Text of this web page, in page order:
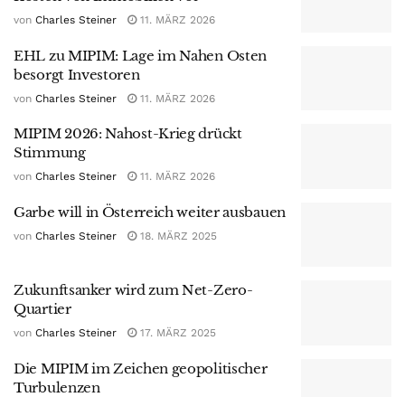
von Charles Steiner 11. MÄRZ 2026
EHL zu MIPIM: Lage im Nahen Osten
besorgt Investoren
von Charles Steiner 11. MÄRZ 2026
MIPIM 2026: Nahost-Krieg drückt
Stimmung
von Charles Steiner 11. MÄRZ 2026
Garbe will in Österreich weiter ausbauen
von Charles Steiner 18. MÄRZ 2025
Zukunftsanker wird zum Net-Zero-
Quartier
von Charles Steiner 17. MÄRZ 2025
Die MIPIM im Zeichen geopolitischer
Turbulenzen